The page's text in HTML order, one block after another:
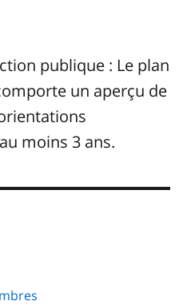
publique : Le plan
un aperçu de
moins 3 ans.